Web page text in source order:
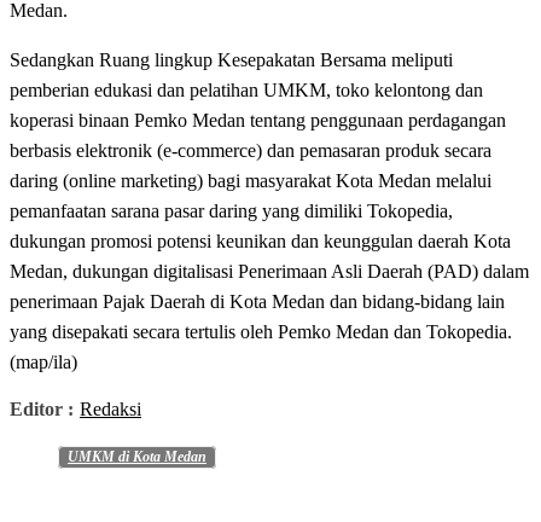
Medan.
Sedangkan Ruang lingkup Kesepakatan Bersama meliputi
pemberian edukasi dan pelatihan UMKM, toko kelontong dan
koperasi binaan Pemko Medan tentang penggunaan perdagangan
berbasis elektronik (e-commerce) dan pemasaran produk secara
daring (online marketing) bagi masyarakat Kota Medan melalui
pemanfaatan sarana pasar daring yang dimiliki Tokopedia,
dukungan promosi potensi keunikan dan keunggulan daerah Kota
Medan, dukungan digitalisasi Penerimaan Asli Daerah (PAD) dalam
penerimaan Pajak Daerah di Kota Medan dan bidang-bidang lain
yang disepakati secara tertulis oleh Pemko Medan dan Tokopedia.
(map/ila)
Editor : Redaksi
UMKM di Kota Medan